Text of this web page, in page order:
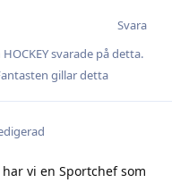
Svara
HOCKEYsvarade på detta.
gillar detta
vi en Sportchef som